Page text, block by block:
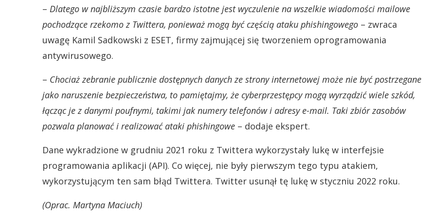
– Dlatego w najbliższym czasie bardzo istotne jest wyczulenie na wszelkie wiadomości mailowe
pochodzące rzekomo z Twittera, ponieważ mogą być częścią ataku phishingowego – zwraca
uwagę Kamil Sadkowski z ESET, firmy zajmującej się tworzeniem oprogramowania
antywirusowego.
– Chociaż zebranie publicznie dostępnych danych ze strony internetowej może nie być postrzegane
jako naruszenie bezpieczeństwa, to pamiętajmy, że cyberprzestępcy mogą wyrządzić wiele szkód,
łącząc je z danymi poufnymi, takimi jak numery telefonów i adresy e-mail. Taki zbiór zasobów
pozwala planować i realizować ataki phishingowe – dodaje ekspert.
Dane wykradzione w grudniu 2021 roku z Twittera wykorzystały lukę w interfejsie
programowania aplikacji (API). Co więcej, nie były pierwszym tego typu atakiem,
wykorzystującym ten sam błąd Twittera. Twitter usunął tę lukę w styczniu 2022 roku.
(Oprac. Martyna Maciuch)